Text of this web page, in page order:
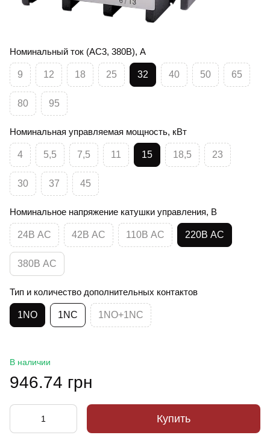
Номинальный ток (AC3, 380В), А
9 12 18 25 32 40 50 65
80 95
Номинальная управляемая мощность, кВт
4 5,5 7,5 11 15 18,5 23
30 37 45
Номинальное напряжение катушки управления, В
24В АС 42В АС 110В АС 220В АС
380В АС
Тип и количество дополнительных контактов
1NO 1NC 1NO+1NC
В наличии
946.74 грн
Купить